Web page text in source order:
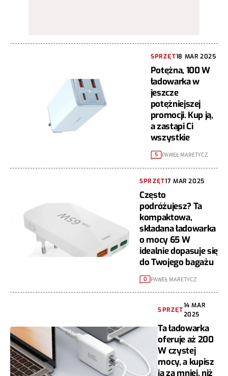
SPRZĘT18 MAR 2025
Potężna, 100 W
ładowarka w
jeszcze
potężniejszej
promocji. Kup ją,
a zastąpi Ci
wszystkie
5 PAWEŁ MARETYCZ
SPRZĘT17 MAR 2025
Często
podróżujesz? Ta
kompaktowa,
składana ładowarka
o mocy 65 W
idealnie dopasuje się
do Twojego bagażu
0 PAWEŁ MARETYCZ
SPRZĘT
14 MAR
2025
Ta ładowarka
oferuje aż 200
W czystej
mocy, a kupisz
ją za mniej, niż